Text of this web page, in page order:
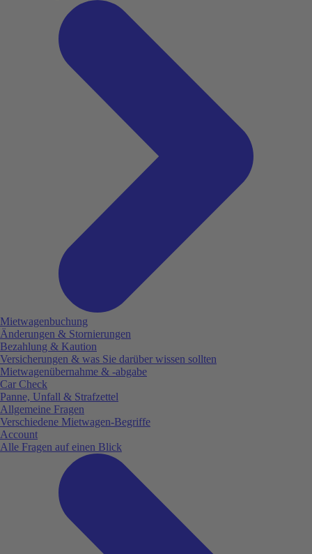
Mietwagenbuchung
Änderungen & Stornierungen
Bezahlung & Kaution
Versicherungen & was Sie darüber wissen sollten
Mietwagenübernahme & -abgabe
Car Check
Panne, Unfall & Strafzettel
Allgemeine Fragen
Verschiedene Mietwagen-Begriffe
Account
Alle Fragen auf einen Blick